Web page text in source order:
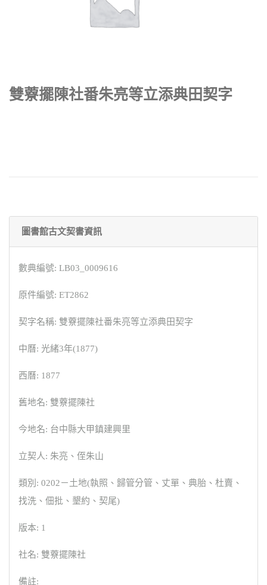
雙藔擺陳社番朱亮等立添典田契字
圖書館古文契書資訊
數典編號: LB03_0009616
原件編號: ET2862
契字名稱: 雙藔擺陳社番朱亮等立添典田契字
中曆: 光緒3年(1877)
西曆: 1877
舊地名: 雙藔擺陳社
今地名: 台中縣大甲鎮建興里
立契人: 朱亮、侄朱山
類別: 0202－土地(執照、歸管分管、丈單、典胎、杜賣、
找洗、佃批、墾約、契尾)
版本: 1
社名: 雙藔擺陳社
備註: